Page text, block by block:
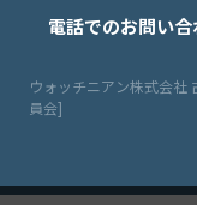
電話でのお問い
ウォッチニアン株式会
員会]